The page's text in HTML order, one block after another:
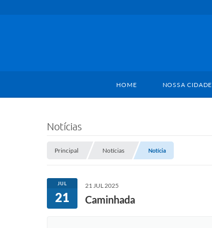
HOME NOSSA CIDADE
Notícias
Principal Notícias Notícia
JUL
21
21 JUL 2025
Caminhada